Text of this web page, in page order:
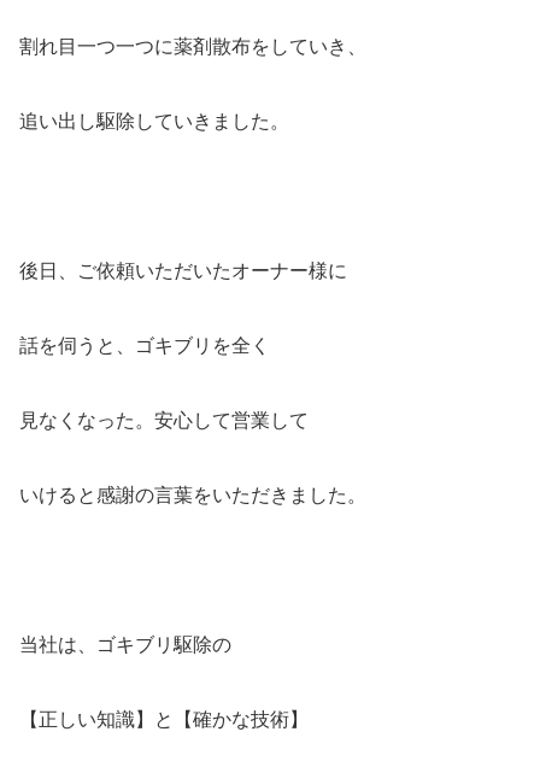
割れ目一つ一つに薬剤散布をしていき、
追い出し駆除していきました。
後日、ご依頼いただいたオーナー様に
話を伺うと、ゴキブリを全く
見なくなった。安心して営業して
いけると感謝の言葉をいただきました。
当社は、ゴキブリ駆除の
【正しい知識】と【確かな技術】